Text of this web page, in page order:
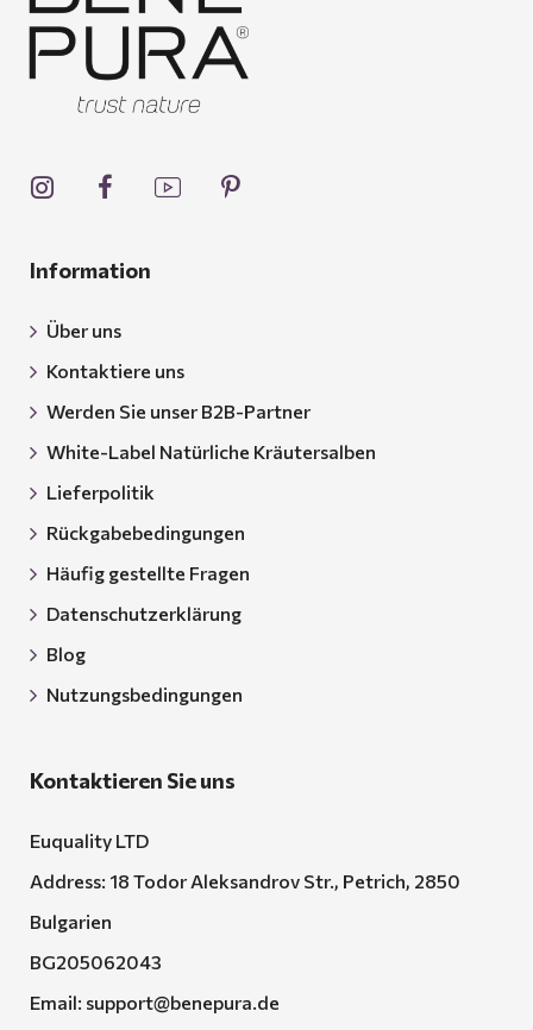
Information
Über uns
Kontaktiere uns
Werden Sie unser B2B-Partner
White-Label Natürliche Kräutersalben
Lieferpolitik
Rückgabebedingungen
Häufig gestellte Fragen
Datenschutzerklärung
Blog
Nutzungsbedingungen
Kontaktieren Sie uns
Euquality LTD
Address: 18 Todor Aleksandrov Str., Petrich, 2850
Bulgarien
BG205062043
Email: support@benepura.de